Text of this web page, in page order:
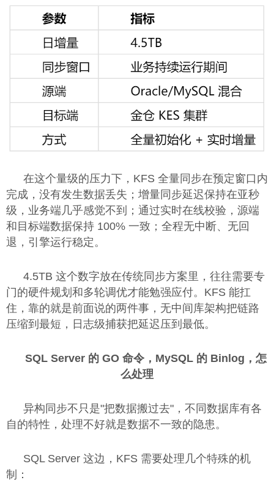
在这个量级的压力下，KFS 全量同步在预定窗口内
完成，没有发生数据丢失；增量同步延迟保持在亚秒
级，业务端几乎感觉不到；通过实时在线校验，源端
和目标端数据保持 100% 一致；全程无中断、无回
退，引擎运行稳定。
4.5TB 这个数字放在传统同步方案里，往往需要专
门的硬件规划和多轮调优才能勉强应付。KFS 能扛
住，靠的就是前面说的两件事，无中间库架构把链路
压缩到最短，日志级捕获把延迟压到最低。
SQL Server 的 GO 命令，MySQL 的 Binlog，怎
么处理
异构同步不只是"把数据搬过去"，不同数据库有各
自的特性，处理不好就是数据不一致的隐患。
SQL Server 这边，KFS 需要处理几个特殊的机
制：